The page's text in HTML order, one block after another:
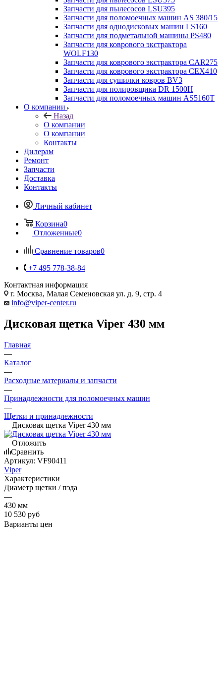
Запчасти для пылесосов LSU395
Запчасти для поломоечных машин AS 380/15
Запчасти для однодисковых машин LS160
Запчасти для подметальной машины PS480
Запчасти для коврового экстрактора
WOLF130
Запчасти для коврового экстрактора CAR275
Запчасти для коврового экстрактора CEX410
Запчасти для сушилки ковров BV3
Запчасти для полировщика DR 1500H
Запчасти для поломоечных машин AS5160T
О компании
Назад
О компании
О компании
Контакты
Дилерам
Ремонт
Запчасти
Доставка
Контакты
Личный кабинет
Корзина0
Отложенные0
Сравнение товаров0
+7 495 778-38-84
Контактная информация
г. Москва, Малая Семеновская ул. д. 9, стр. 4
info@viper-center.ru
Дисковая щетка Viper 430 мм
Главная
—
Каталог
—
Расходные материалы и запчасти
—
Принадлежности для поломоечных машин
—
Щетки и принадлежности
—Дисковая щетка Viper 430 мм
Отложить
Сравнить
Артикул: VF90411
Viper
Характеристики
Диаметр щетки / пэда
—
430 мм
10 530 руб
Варианты цен